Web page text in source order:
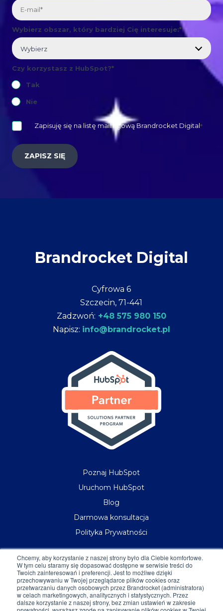
Chcemy, aby korzystanie z naszej strony było dla Ciebie komfortowe.
W tym celu staramy się dopasować dostępne w serwisie treści do
Twoich zainteresowań i preferencji. Jest to możliwe dzięki
przechowywaniu w Twojej przeglądarce plików cookies oraz
przetwarzaniu danych osobowych przez Brandrocket (administratora)
w celach marketingowych, analitycznych i statystycznych. Przez
dalsze korzystanie z naszej strony, bez zmian ustawień w zakresie
Wybierz obszar, który bardziej Cię interesuje:*
Czy korzystasz z HubSpot?*
Tak
Nie
Zapisuję się na listę mailingową Brandrocket Digital*
Brandrocket Digital
Cyfrowa 6
Szczecin, 71-441
Zadzwoń: +48 575 980 150
Napisz: info@brandrocket.pl
Poznaj HubSpot
Uruchom HubSpot
Blog
Darmowa konsultacja
Polityka Prywatności
Social Media